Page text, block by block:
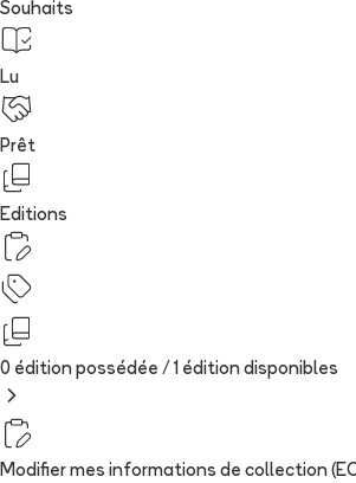
Souhaits
Lu
Prêt
Editions
0 édition possédée / 1 édition disponibles
Modifier mes informations de collection